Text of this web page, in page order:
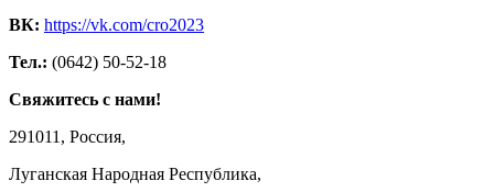
ВК: https://vk.com/cro2023
Тел.: (0642) 50-52-18
Свяжитесь с нами!
291011, Россия,
Луганская Народная Республика,